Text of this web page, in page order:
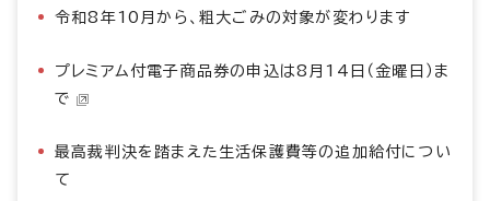
令和8年10月から、粗大ごみの対象が変わります
プレミアム付電子商品券の申込は8月14日（金曜日）ま
で
最高裁判決を踏まえた生活保護費等の追加給付につい
て